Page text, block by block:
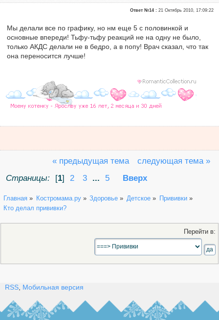
Ответ №14 :21 Октябрь 2010, 17:09:22
Мы делали все по графику, но нм еще 5 с половинкой и
основные впереди! Тьфу-тьфу реакций не на одну не было,
только АКДС делали не в бедро, а в попу! Врач сказал, что так
она переносится лучше!
« предыдущая тема
следующая тема »
Страницы:
[1] 2 3 ... 5 Вверх
Главная » Костромама.ру» Здоровье » Детское» Прививки»
Кто делал прививки?
Перейти в:
RSS Мобильная версия